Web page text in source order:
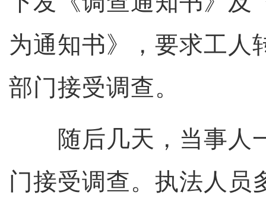
为通知书》，要求工人
部门接受调查。
随后几天，当事人
门接受调查。执法人员